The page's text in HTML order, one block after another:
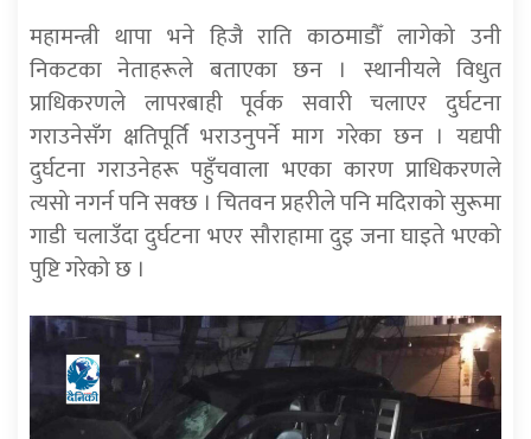
महामन्त्री थापा भने हिजै राति काठमाडौँ लागेको उनी
निकटका नेताहरूले बताएका छन । स्थानीयले विधुत
प्राधिकरणले लापरबाही पूर्वक सवारी चलाएर दुर्घटना
गराउनेसँग क्षतिपूर्ति भराउनुपर्ने माग गरेका छन । यद्यपी
दुर्घटना गराउनेहरू पहुँचवाला भएका कारण प्राधिकरणले
त्यसो नगर्न पनि सक्छ । चितवन प्रहरीले पनि मदिराको सुरूमा
गाडी चलाउँदा दुर्घटना भएर सौराहामा दुइ जना घाइते भएको
पुष्टि गरेको छ ।